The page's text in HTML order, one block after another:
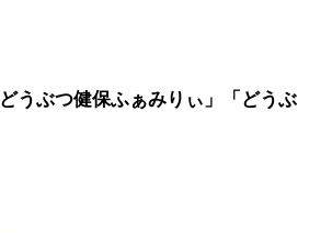
うぶつ健保ふぁみりぃ」「どうぶ